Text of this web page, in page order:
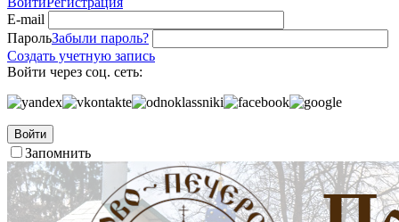
E-mail
ПарольЗабыли пароль?
Создать учетную запись
Войти через соц. сеть:
Войти
Запомнить